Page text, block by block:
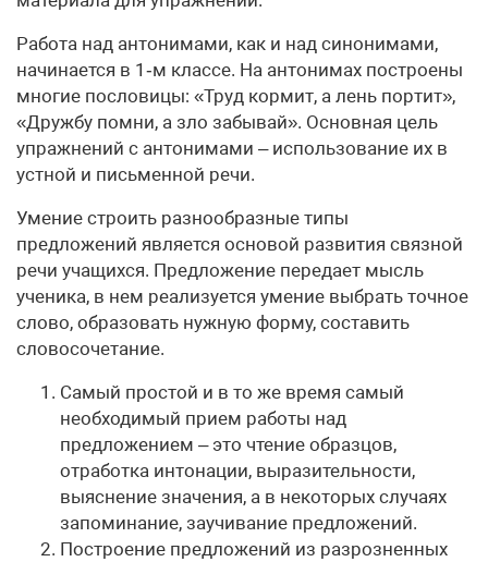
Работа над антонимами, как и над синонимами,
начинается в 1‑м классе. На антонимах построены
многие пословицы: «Труд кормит, а лень портит»,
«Дружбу помни, а зло забывай». Основная цель
упражнений с антонимами – использование их в
устной и письменной речи.
Умение строить разнообразные типы
предложений является основой развития связной
речи учащихся. Предложение передает мысль
ученика, в нем реализуется умение выбрать точное
слово, образовать нужную форму, составить
словосочетание.
Самый простой и в то же время самый
необходимый прием работы над
предложением – это чтение образцов,
отработка интонации, выразительности,
выяснение значения, а в некоторых случаях
запоминание, заучивание предложений.
Построение предложений из разрозненных